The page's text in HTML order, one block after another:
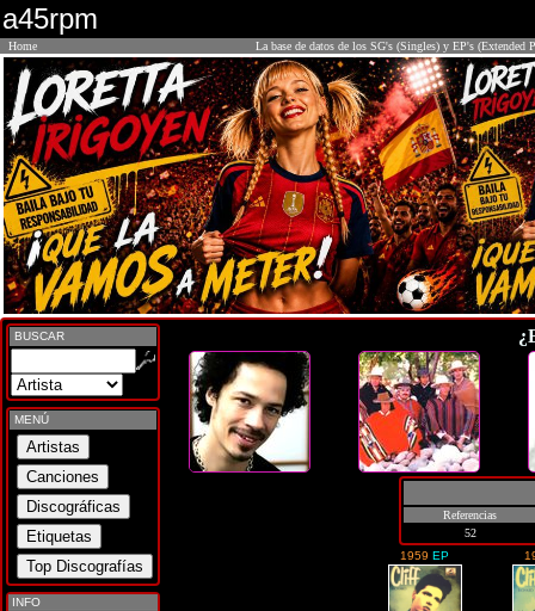
a45rpm
Home La base de datos de los SG's (Singles) y EP's (Extended
BUSCAR
MENÚ
INFO
Referencias
52
1959EP